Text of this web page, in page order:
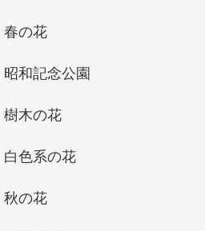
春の花
昭和記念公園
樹木の花
白色系の花
秋の花